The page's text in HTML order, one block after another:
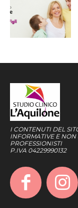
I CONTENUTI DEL
INFORMATIVE E NON
PROFESSIONISTI
P.IVA 04229990132